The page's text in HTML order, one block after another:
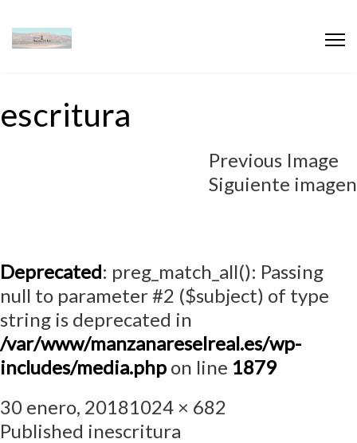
escritura
Previous Image
Siguiente imagen
Deprecated: preg_match_all(): Passing
null to parameter #2 ($subject) of type
string is deprecated in
/var/www/manzanareselreal.es/wp-
includes/media.php on line 1879
30 enero, 20181024 × 682
Published inescritura